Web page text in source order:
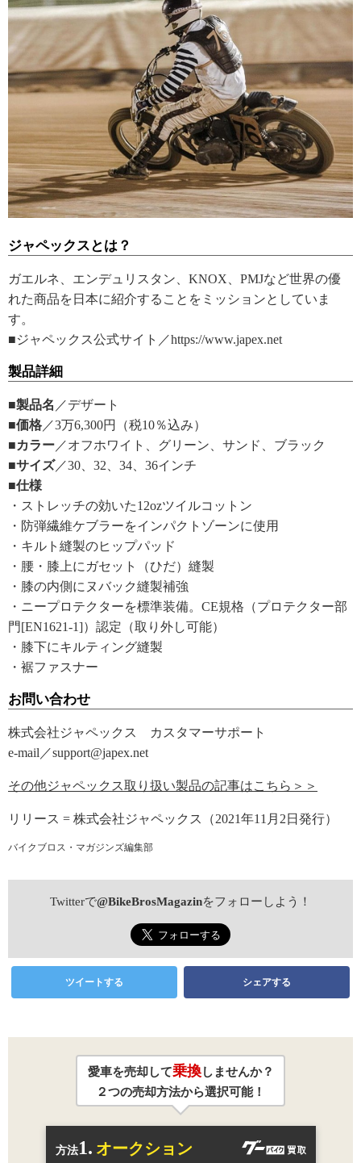
ジャペックスとは？
ガエルネ、エンデュリスタン、KNOX、PMJなど世界の優
れた商品を日本に紹介することをミッションとしていま
す。
■ジャペックス公式サイト／https://www.japex.net
製品詳細
■製品名 ／デザート
■価格 ／3万6,300円（税10％込み）
■カラー ／オフホワイト、グリーン、サンド、ブラック
■サイズ／30、32、34、36インチ
■仕様
・ストレッチの効いた12ozツイルコットン
・防弾繊維ケブラーをインパクトゾーンに使用
・キルト縫製のヒップパッド
・腰・膝上にガセット（ひだ）縫製
・膝の内側にヌバック縫製補強
・ニープロテクターを標準装備。CE規格（プロテクター部
門[EN1621-1]）認定（取り外し可能）
・膝下にキルティング縫製
・裾ファスナー
お問い合わせ
株式会社ジャペックス カスタマーサポート
e-mail／support@japex.net
その他ジャペックス取り扱い製品の記事はこちら＞＞
リリース = 株式会社ジャペックス（2021年11月2日発行）
バイクブロス・マガジンズ編集部
Twitterで@BikeBrosMagazinをフォローしよう！
ツイートする シェアする
愛車を売却して乗換しませんか？
２つの売却方法から選択可能！
方法1. オークション